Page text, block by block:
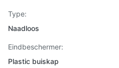
Type:
Naadloos
Eindbeschermer:
Plastic buiskap